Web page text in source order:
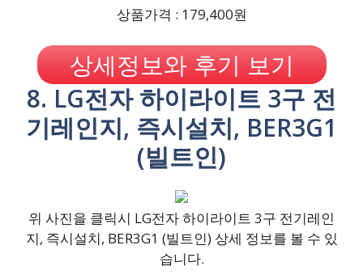
상품가격 : 179,400원
상세정보와 후기 보기
8. LG전자 하이라이트 3구 전
기레인지, 즉시설치, BER3G1
(빌트인)
위 사진을 클릭시 LG전자 하이라이트 3구 전기레인
지, 즉시설치, BER3G1 (빌트인) 상세 정보를 볼 수 있
습니다.